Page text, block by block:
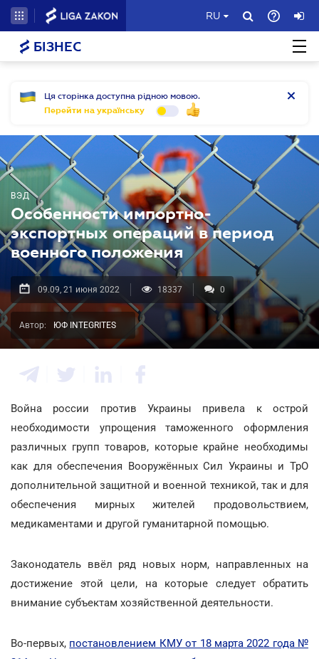
RU
БІЗНЕС
Ця сторінка доступна рідною мовою.
Перейти на українську
ВЭД
Особенности импортно-
экспортных операций в период
военного положения
09.09, 21 июня 2022 18337 0
Автор: ЮФ INTEGRITES
Война россии против Украины привела к острой
необходимости упрощения таможенного оформления
различных групп товаров, которые крайне необходимы
как для обеспечения Вооружённых Сил Украины и ТрО
дополнительной защитной и военной техникой, так и для
обеспечения мирных жителей продовольствием,
медикаментами и другой гуманитарной помощью.
Законодатель ввёл ряд новых норм, направленных на
достижение этой цели, на которые следует обратить
внимание субъектам хозяйственной деятельности.
Во-первых, постановлением КМУ от 18 марта 2022 года №